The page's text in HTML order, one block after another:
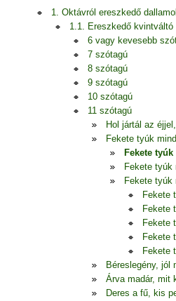
1. Oktávról ereszkedő
1.1. Ereszkedő kvintváltó
6 vagy kevesebb
7 szótagú
8 szótagú
9 szótagú
10 szótagú
11 szótagú
Hol jártál az
Fekete tyúk
Fekete
Fekete tyúk
Fekete tyúk
Fekete
Fekete
Fekete
Fekete
Fekete
Béreslegény, jól
Árva madár, mit
Deres a fű, kis